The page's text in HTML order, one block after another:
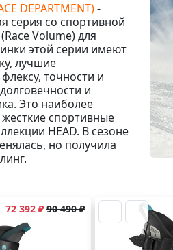
DEPARTMENT)-
серия со спортивной
Volume) для
этой серии имеют
лучшие
точности и
и
Это наиболее
спортивные
HEAD. В сезоне
но получила
72 392 ₽ 90 490 ₽